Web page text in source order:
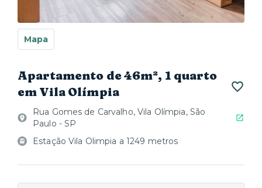
Mapa
Apartamento de 46m², 1 quarto
em Vila Olímpia
Rua Gomes de Carvalho, Vila Olímpia, São
Paulo - SP
Estação Vila Olimpia a 1249 metros